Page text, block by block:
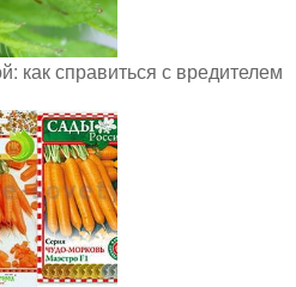
как справиться с вредителем